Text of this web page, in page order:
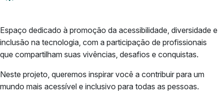
Espaço dedicado à promoção da acessibilidade, diversidade e
inclusão na tecnologia, com a participação de profissionais
que compartilham suas vivências, desafios e conquistas.
Neste projeto, queremos inspirar você a contribuir para um
mundo mais acessível e inclusivo para todas as pessoas.